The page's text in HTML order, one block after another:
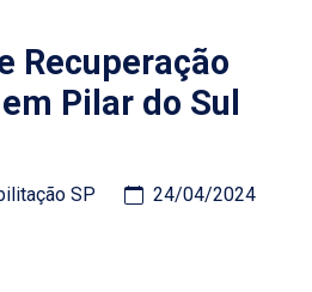
Recuperação
Pilar do Sul
SP 24/04/2024